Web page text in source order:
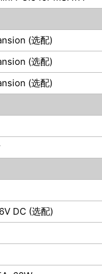
(选配)
(选配)
(选配)
DC (选配)